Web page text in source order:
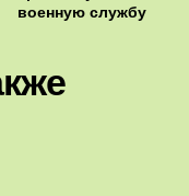
военную службу